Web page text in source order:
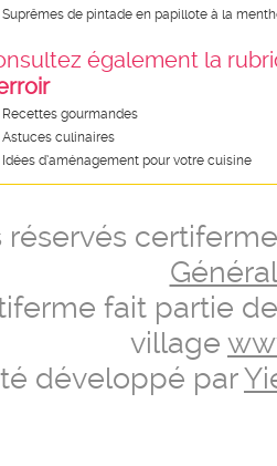
Suprêmes de pintade en papillote à la
également la
Recettes gourmandes
Astuces culinaires
Idées d’aménagement pour votre cuisine
réservés
fait partie
village
développé par